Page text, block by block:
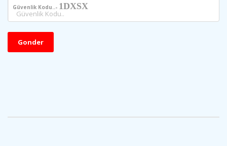
Güvenlik Kodu..- 1DXSX
Gonder